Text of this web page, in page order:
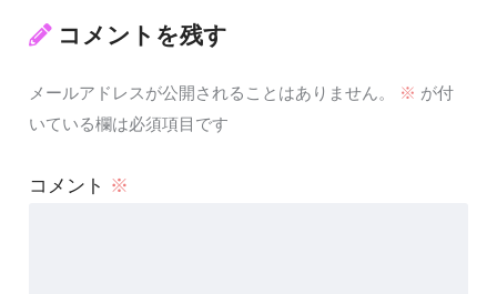
コメントを残す
メールアドレスが公開されることはありません。 ※ が付
いている欄は必須項目です
コメント ※